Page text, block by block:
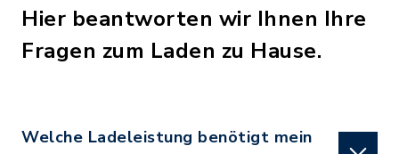
Hier beantworten wir Ihnen Ihre
Fragen zum Laden zu Hause.
Welche Ladeleistung benötigt mein